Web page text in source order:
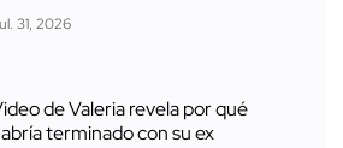
31, 2026
de Valeria revela por qué
terminado con su ex